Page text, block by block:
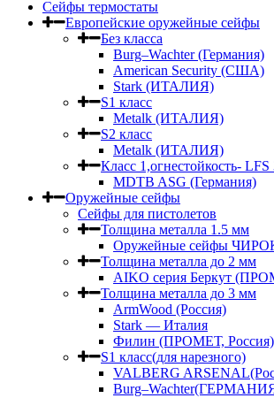
Сейфы термостаты
Европейские оружейные сейфы
Без класса
Burg–Wachter (Германия)
American Security (США)
Stark (ИТАЛИЯ)
S1 класс
Metalk (ИТАЛИЯ)
S2 класс
Metalk (ИТАЛИЯ)
Класс 1,огнестойкость- LFS
MDTB ASG (Германия)
Оружейные сейфы
Сейфы для пистолетов
Толщина металла 1.5 мм
Оружейные сейфы
Толщина металла до 2 мм
AIKO серия Беркут
Толщина металла до 3 мм
ArmWood (Россия)
Stark — Италия
Филин (ПРОМЕТ, Россия)
S1 класс(для нарезного)
VALBERG